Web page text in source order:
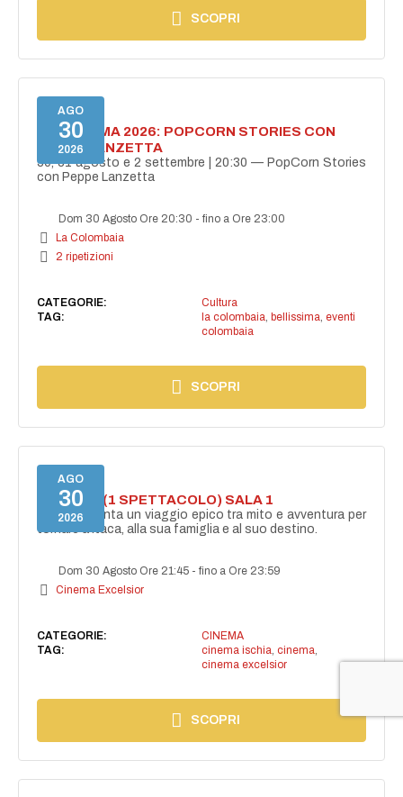
SCOPRI
AGO
30
2026
BELLISSIMA 2026: POPCORN STORIES CON
PEPPE LANZETTA
30, 31 agosto e 2 settembre | 20:30 — PopCorn Stories
con Peppe Lanzetta
Dom 30 Agosto Ore 20:30 -fino a Ore 23:00
La Colombaia
2 ripetizioni
CATEGORIE:
Cultura
TAG:
la colombaia, bellissima, eventi
colombaia
SCOPRI
AGO
30
2026
ODISSEA (1 SPETTACOLO) SALA 1
Ulisse affronta un viaggio epico tra mito e avventura per
tornare a Itaca, alla sua famiglia e al suo destino.
Dom 30 Agosto Ore 21:45 -fino a Ore 23:59
Cinema Excelsior
CATEGORIE:
CINEMA
TAG:
cinema ischia, cinema,
cinema excelsior
SCOPRI